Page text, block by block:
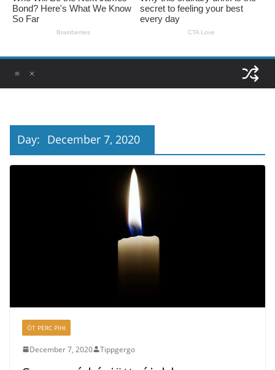
Day: December 7, 2020
ÖT PERC PIHI
December 7, 2020 Tippgergo